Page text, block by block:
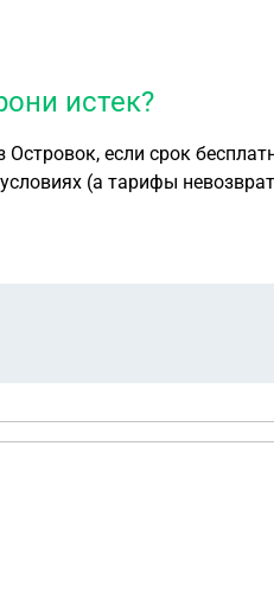
истек?
если срок
(а тарифы